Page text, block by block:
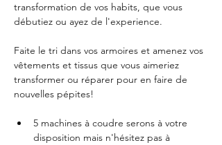
transformation de vos habits, que vous
débutiez ou ayez de l'experience.
Faite le tri dans vos armoires et amenez vos
vêtements et tissus que vous aimeriez
transformer ou réparer pour en faire de
nouvelles pépites!
5 machines à coudre serons à votre
disposition mais n'hésitez pas à